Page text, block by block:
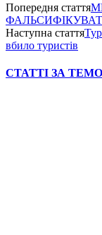
Попередня стаття
Наступна стаття
вбило туристів
СТАТТІ ЗА